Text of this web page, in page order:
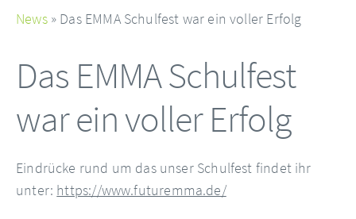
News» Das EMMA Schulfest war ein voller Erfolg
Das EMMA Schulfest
war ein voller Erfolg
Eindrücke rund um das unser Schulfest findet ihr
unter: https://www.futuremma.de/